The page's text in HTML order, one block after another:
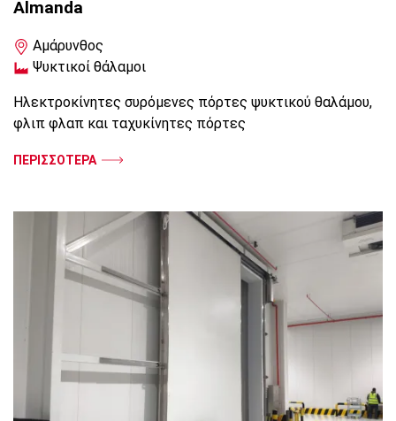
Almanda
Αμάρυνθος
Ψυκτικοί θάλαμοι
Ηλεκτροκίνητες συρόμενες πόρτες ψυκτικού θαλάμου,
φλιπ φλαπ και ταχυκίνητες πόρτες
ΠΕΡΙΣΣΟΤΕΡΑ